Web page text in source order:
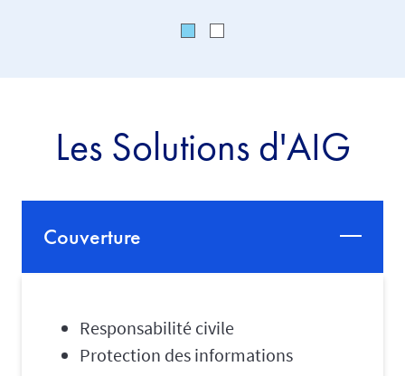
Les Solutions d'AIG
Couverture
Responsabilité civile
Protection des informations